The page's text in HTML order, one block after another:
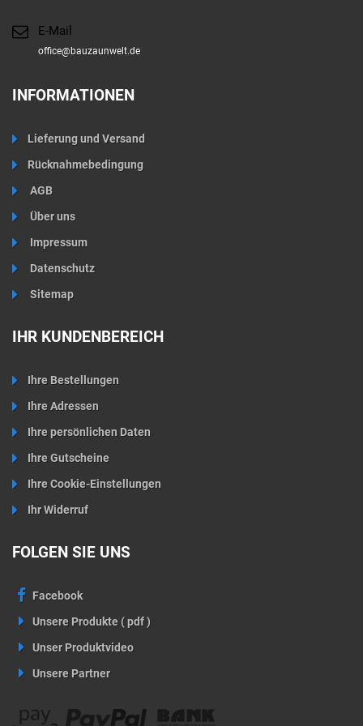
E-Mail
office@bauzaunwelt.de
INFORMATIONEN
Lieferung und Versand
Rücknahmebedingung
AGB
Über uns
Impressum
Datenschutz
Sitemap
IHR KUNDENBEREICH
Ihre Bestellungen
Ihre Adressen
Ihre persönlichen Daten
Ihre Gutscheine
Ihre Cookie-Einstellungen
Ihr Widerruf
FOLGEN SIE UNS
Facebook
Unsere Produkte ( pdf )
Unser Produktvideo
Unsere Partner